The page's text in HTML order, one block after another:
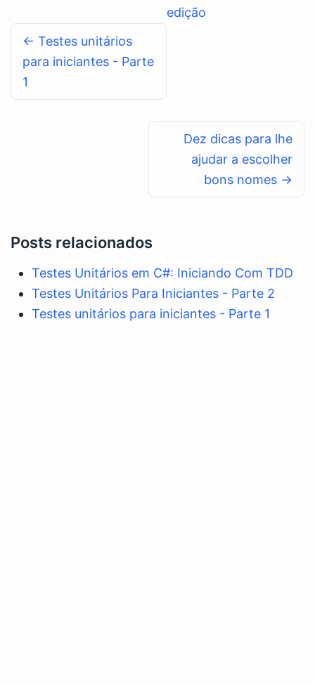
edição
← Testes unitários
para iniciantes - Parte
1
Dez dicas para lhe
ajudar a escolher
bons nomes →
Posts relacionados
Testes Unitários em C#: Iniciando Com TDD
Testes Unitários Para Iniciantes - Parte 2
Testes unitários para iniciantes - Parte 1